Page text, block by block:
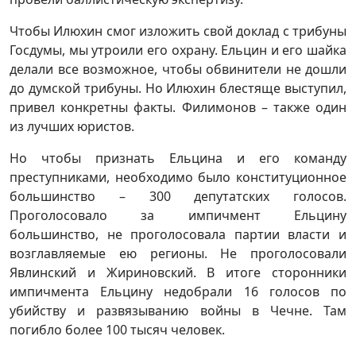
Чтобы Илюхин смог изложить свой доклад с трибуны
Госдумы, мы утроили его охрану. Ельцин и его шайка
делали все возможное, чтобы обвинители не дошли
до думской трибуны. Но Илюхин блестяще выступил,
привел конкретны факты. Филимонов – также один
из лучших юристов.
Но чтобы признать Ельцина и его команду
преступниками, необходимо было конституционное
большинство – 300 депутатских голосов.
Проголосовало за импичмент Ельцину
большинство, не проголосовала партии власти и
возглавляемые ею регионы. Не проголосовали
Явлинский и Жириновский. В итоге сторонники
импичмента Ельцину недобрали 16 голосов по
убийству и развязыванию войны в Чечне. Там
погибло более 100 тысяч человек.